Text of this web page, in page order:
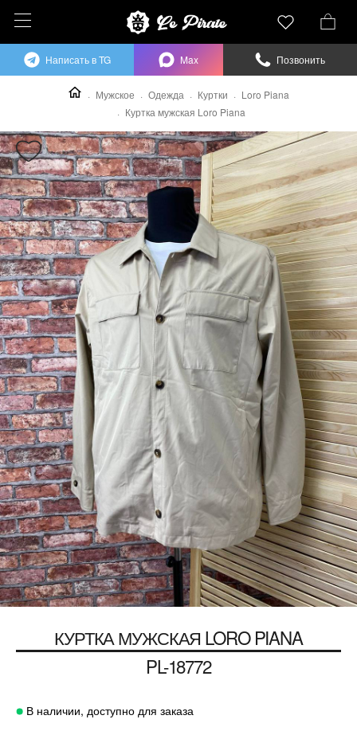
Мужское Одежда Куртки
Loro Piana
Куртка мужская Loro Piana
КУРТКА МУЖСКАЯ LORO PIANA
PL-18772
В наличии, доступно для заказа
Написать в TG Max Позвонить